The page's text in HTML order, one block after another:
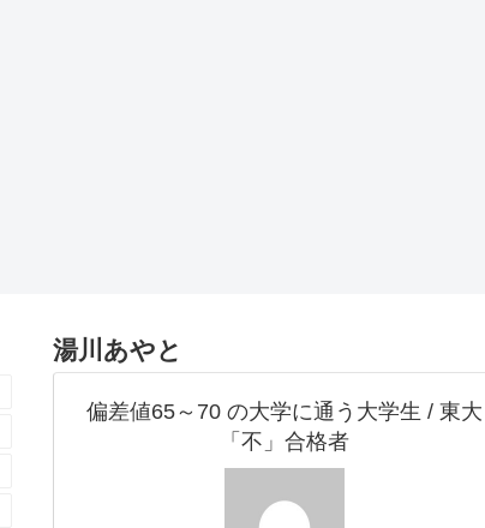
湯川あやと
偏差値65～70 の大学に通う大学生 / 東大
「不」合格者